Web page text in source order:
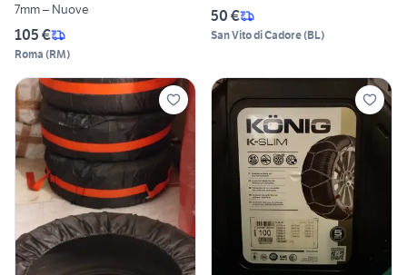
7mm – Nuove
105 €
Roma (RM)
50 €
San Vito di Cadore(BL)